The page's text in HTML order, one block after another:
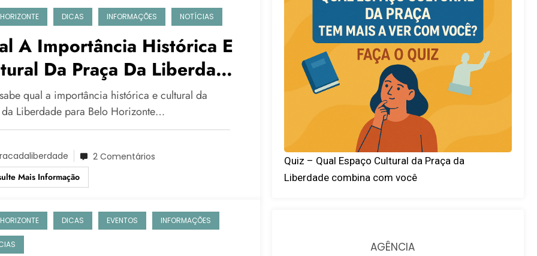
DICAS INFORMAÇÕES NOTÍCIAS
A Importância Histórica E
Da Praça Da Liberdade
Belo Horizonte E Para O
qual a importância histórica e cultural da
da Liberdade para Belo Horizonte…
2 Comentários
Mais Informação
DICAS EVENTOS INFORMAÇÕES
Quiz – Qual Espaço Cultural da Praça da
Liberdade combina com você
AGÊNCIA